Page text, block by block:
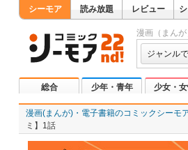
シーモア 読み放題 レビュー
漫画（まん
ジャンル
総合 少年・青年 少女・
漫画(まんが)・電子書籍のコミックシーモ
ミ】1話